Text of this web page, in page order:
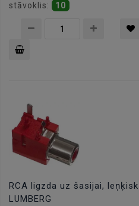
stāvoklis:
10
RCA ligzda uz šasijai,
LUMBERG